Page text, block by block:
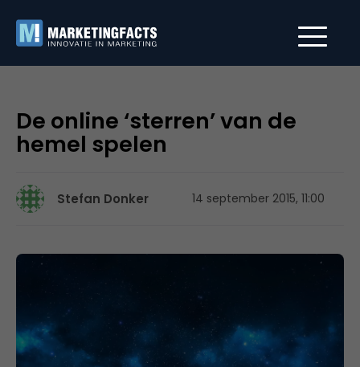
De online ‘sterren’ van de
hemel spelen
Stefan Donker 14 september 2015, 11:00